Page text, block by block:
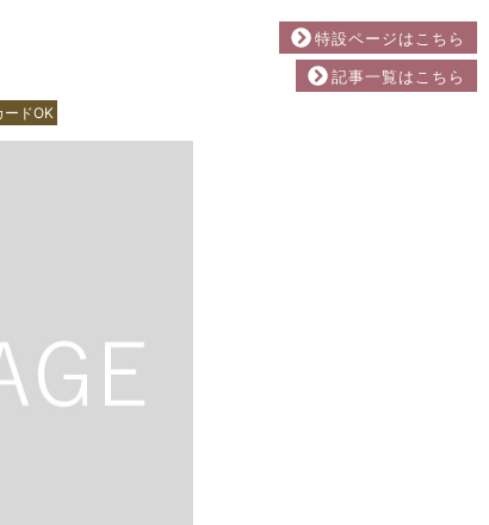
特設ページはこちら
記事一覧はこちら
ードOK